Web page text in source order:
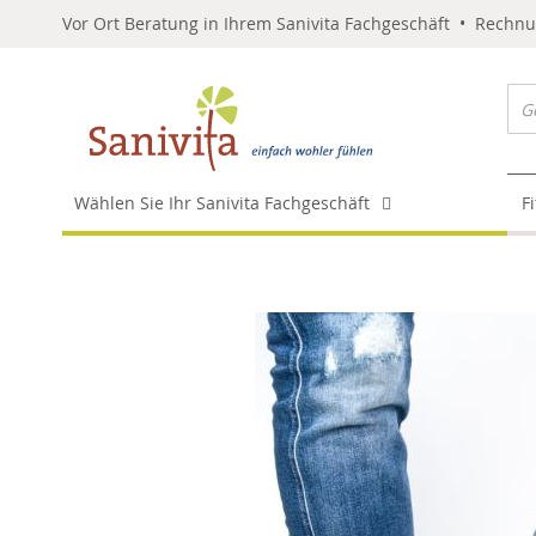
Vor Ort Beratung in Ihrem Sanivita Fachgeschäft •
Wählen Sie Ihr Sanivita Fachgeschäft